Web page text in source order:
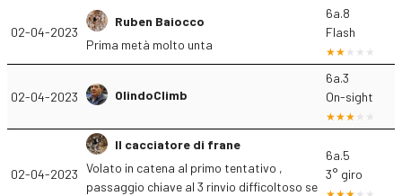
02-04-2023
Ruben Baiocco
Prima metà molto unta
6a.8
Flash
02-04-2023 OlindoClimb
6a.3
On-sight
02-04-2023
Il cacciatore di frane
Volato in catena al primo tentativo ,
passaggio chiave al 3 rinvio difficoltoso se
6a.5
3° giro